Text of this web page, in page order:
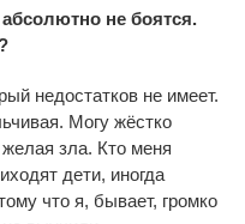
не боятся.
недостатков не имеет.
Могу жёстко
желая зла. Кто меня
дети, иногда
что я, бывает, громко